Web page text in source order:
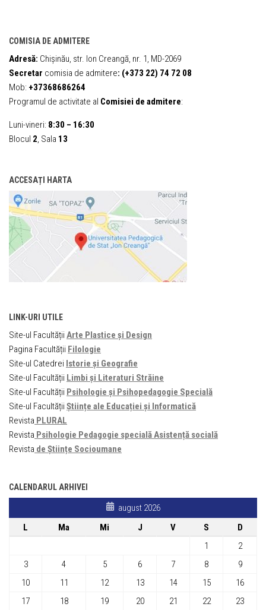
COMISIA DE ADMITERE
Adresă: Chișinău, str. Ion Creangă, nr. 1, MD-2069
Secretar comisia de admitere: (+373 22) 74 72 08
Mob: +37368686264
Programul de activitate al Comisiei de admitere:
Luni-vineri: 8:30 – 16:30
Blocul 2 , Sala 13
ACCESAȚI HARTA
LINK-URI UTILE
Site-ul Facultății Arte Plastice și Design
Pagina Facultății Filologie
Site-ul Catedrei Istorie și Geografie
Site-ul Facultății Limbi și Literaturi Străine
Site-ul Facultății Psihologie și Psihopedagogie Specială
Site-ul Facultății Științe ale Educației și Informatică
Revista PLURAL
Revista Psihologie Pedagogie specială Asistență socială
Revista de Științe Socioumane
CALENDARUL ARHIVEI
august 2026
L
Ma Mi J V S
D
1
2
3
4 5 6 7 8
9
10
11 12 13 14 15
16
17
18 19 20 21 22 23